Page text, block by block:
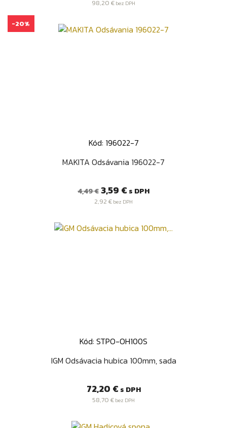
98,20 € bez DPH
Kód: 196022-7
MAKITA Odsávania 196022-7
Bežná
cena
4,49 € Cena
3,59 € s DPH
2,92 € bez DPH
-20%
Kód: STPO-OH100S
IGM Odsávacia hubica 100mm, sada
Cena
72,20 € s DPH
58,70 € bez DPH